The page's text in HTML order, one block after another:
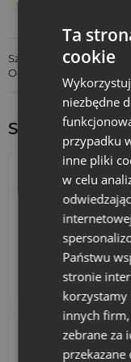
Neonoweworeczki z
tylko opakowaniem
rozpoznawalności
przyciągają uwagę i
zostaje
możliwość
reklamowego, co
wizualnej. To prosty
promocyjny
Czy woreczki z
opakowanie
Tak - dzięki
półprzezroczystej
eksponują
nowoczesności i
dodatkowych
Czy można
woreczkach?
Szczegóły dotyczące
Odpowiedzialność za
Sprawdź inne
Kalendarze
Ta
cookie
niezbędne
przypadku
inne pliki
w celu
Państwu
stronie
innych
zebrane za